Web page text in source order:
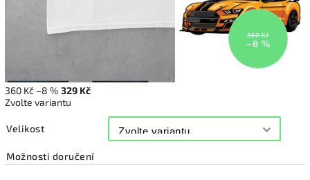
360 Kč
–8 %
360 Kč –8 % 329 Kč
Zvolte variantu
Velikost
Možnosti doručení